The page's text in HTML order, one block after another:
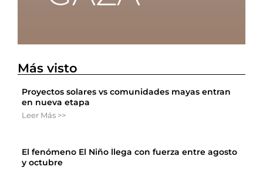
Más visto
Proyectos solares vs comunidades mayas entran
en nueva etapa
Leer Más >>
El fenómeno El Niño llega con fuerza entre agosto
y octubre